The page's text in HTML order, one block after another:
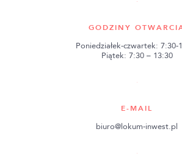
GODZINY
Poniedziałek-czwartek: 7:30-
Piątek: 7:30 – 13:30
E-MAIL
biuro@lokum-inwest.pl